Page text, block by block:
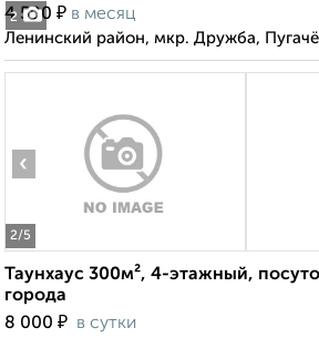
2
4 500 ₽ в месяц
Ленинский район, мкр. Дружба,
2/5
‹
Таунхаус 300м², 4-этажный,
города
8 000 ₽ в сутки